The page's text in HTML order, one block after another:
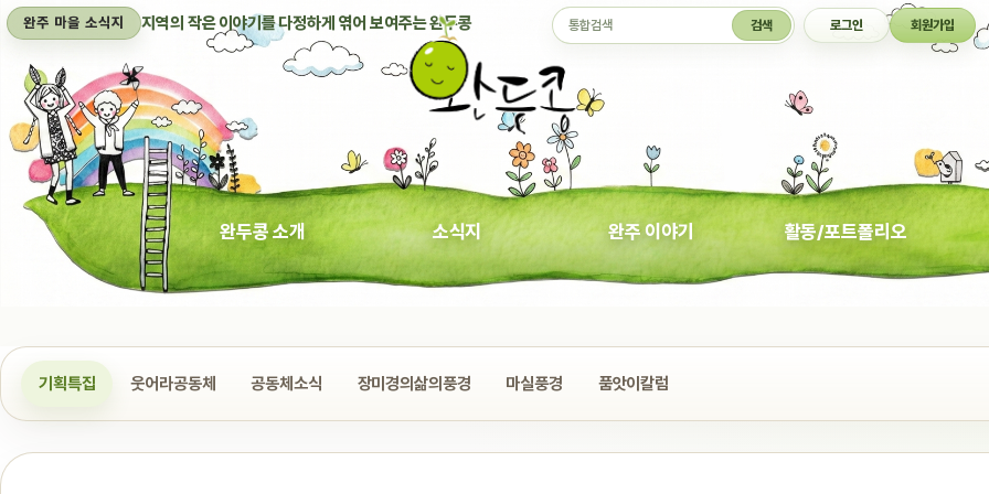
완주 마을 소식지 지역의 작은 이야기를 다정하게 엮어 보여주는 완두콩 통합검색 검색 로그인 회원가입
완두콩 소개 소식지 완주 이야기 활동/포트폴리오
기획특집 웃어라공동체 공동체소식 장미경의삶의풍경 마실풍경 품앗이칼럼